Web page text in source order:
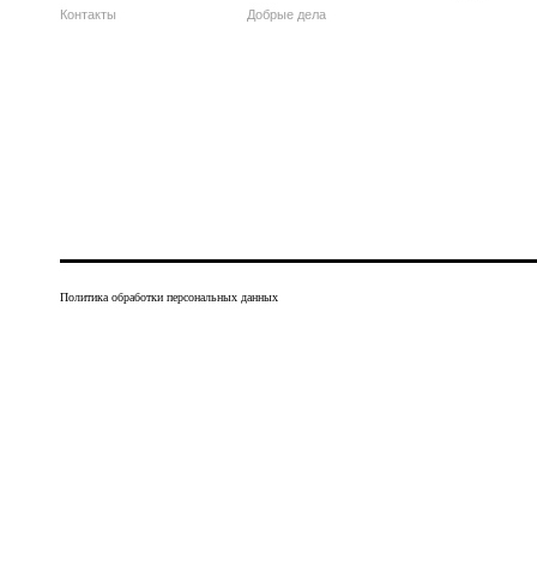
Контакты
Добрые дела
Политика обработки персональных данных